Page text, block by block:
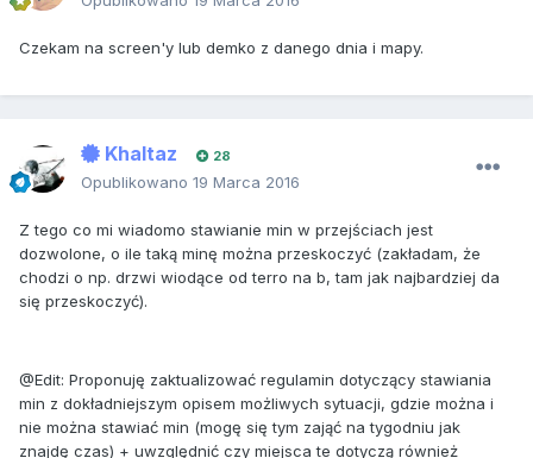
Czekam na screen'y lub demko z danego dnia i mapy.
Khaltaz 28
Opublikowano 19 Marca 2016
Z tego co mi wiadomo stawianie min w przejściach jest
dozwolone, o ile taką minę można przeskoczyć (zakładam, że
chodzi o np. drzwi wiodące od terro na b, tam jak najbardziej da
się przeskoczyć).
@Edit: Proponuję zaktualizować regulamin dotyczący stawiania
min z dokładniejszym opisem możliwych sytuacji, gdzie można i
nie można stawiać min (mogę się tym zająć na tygodniu jak
znajdę czas) + uwzględnić czy miejsca te dotyczą również